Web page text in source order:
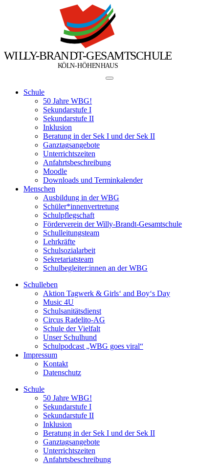
WILLY-BRANDT-GESAMTSCHULE
KÖLN-HÖHENHAUS
Schule
50 Jahre WBG!
Sekundarstufe I
Sekundarstufe II
Inklusion
Beratung in der Sek I und der Sek II
Ganztagsangebote
Unterrichtszeiten
Anfahrtsbeschreibung
Moodle
Downloads und Terminkalender
Menschen
Ausbildung in der WBG
Schüler*innenvertretung
Schulpflegschaft
Förderverein der Willy-Brandt-Gesamtschule
Schulleitungsteam
Lehrkräfte
Schulsozialarbeit
Sekretariatsteam
Schulbegleiter:innen an der WBG
Schulleben
Aktion Tagwerk & Girls‘ and Boy‘s Day
Music 4U
Schulsanitätsdienst
Circus Radelito-AG
Schule der Vielfalt
Unser Schulhund
Schulpodcast „WBG goes viral“
Impressum
Kontakt
Datenschutz
Schule
50 Jahre WBG!
Sekundarstufe I
Sekundarstufe II
Inklusion
Beratung in der Sek I und der Sek II
Ganztagsangebote
Unterrichtszeiten
Anfahrtsbeschreibung